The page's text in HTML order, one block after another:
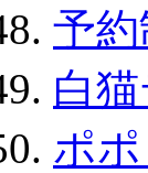
予
白
ポ